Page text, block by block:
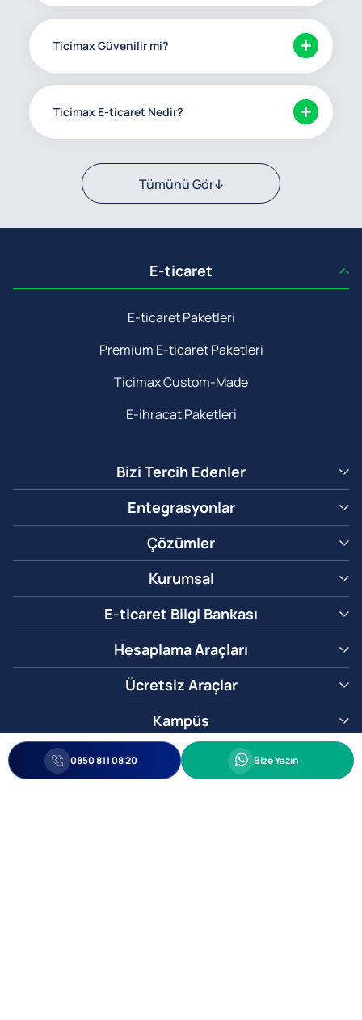
Ticimax Güvenilir mi?
Ticimax E-ticaret Nedir?
Tümünü Gör
E-ticaret
E-ticaret Paketleri
Premium E-ticaret Paketleri
Ticimax Custom-Made
E-ihracat Paketleri
Bizi Tercih Edenler
Entegrasyonlar
Çözümler
Kurumsal
E-ticaret Bilgi Bankası
Hesaplama Araçları
Ücretsiz Araçlar
Kampüs
0850 811 08 20 Whatsapp
Bize Yazın
0850 811 08 20